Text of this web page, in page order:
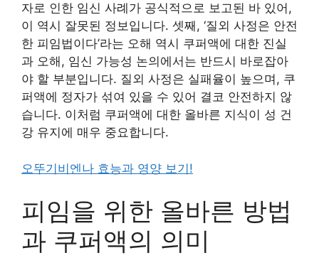
자로 인한 임신 사례가 공식적으로 보고된 바 있어,
이 역시 잘못된 정보입니다. 셋째, ‘질외 사정은 안전
한 피임법이다’라는 오해 역시 쿠퍼액에 대한 진실
과 오해, 임신 가능성 논의에서는 반드시 바로잡아
야 할 부분입니다. 질외 사정은 실패율이 높으며, 쿠
퍼액에 정자가 섞여 있을 수 있어 결코 안전하지 않
습니다. 이처럼 쿠퍼액에 대한 올바른 지식이 성 건
강 유지에 매우 중요합니다.
오뚜기비엔나 효능과 영양 보기!
피임을 위한 올바른 방법
과 쿠퍼액의 의미